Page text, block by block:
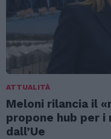
ATTUALITÀ
Meloni rilancia il
propone hub per
dall’Ue